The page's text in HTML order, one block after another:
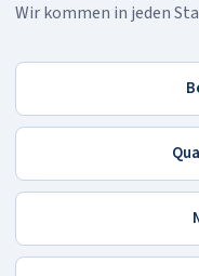
Wir kommen in jeden